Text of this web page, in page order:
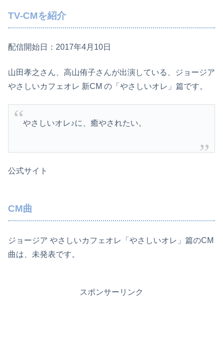
TV-CMを紹介
配信開始日：2017年4月10日
山田孝之さん、高山侑子さんが出演している、ジョージア
やさしいカフェオレ 新CM の「やさしいオレ」篇です。
やさしいオレ♪に、癒やされたい。
公式サイト
CM曲
ジョージア やさしいカフェオレ「やさしいオレ」篇のCM
曲は、未発表です。
スポンサーリンク